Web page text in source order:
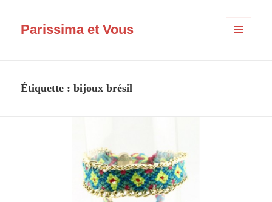
Parissima et Vous
Étiquette :bijoux brésil